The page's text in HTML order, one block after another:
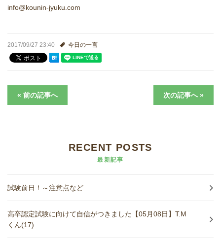
生徒さんの声
info@kounin-jyuku.com
2017/09/27 23:40 今日の一言
« 前の記事へ 次の記事へ »
RECENT POSTS
最新記事
試験前日！～注意点など
高卒認定試験に向けて自信がつきました【05月08日】T.M
くん(17)